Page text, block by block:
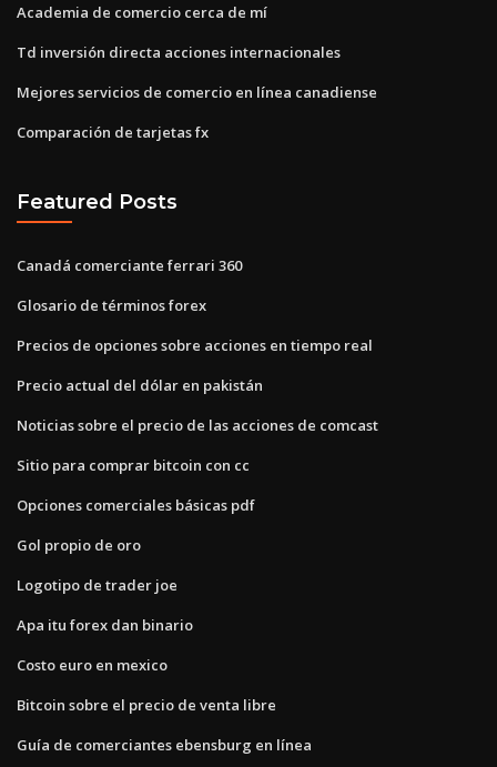
Academia de comercio cerca de mí
Td inversión directa acciones internacionales
Mejores servicios de comercio en línea canadiense
Comparación de tarjetas fx
Featured Posts
Canadá comerciante ferrari 360
Glosario de términos forex
Precios de opciones sobre acciones en tiempo real
Precio actual del dólar en pakistán
Noticias sobre el precio de las acciones de comcast
Sitio para comprar bitcoin con cc
Opciones comerciales básicas pdf
Gol propio de oro
Logotipo de trader joe
Apa itu forex dan binario
Costo euro en mexico
Bitcoin sobre el precio de venta libre
Guía de comerciantes ebensburg en línea